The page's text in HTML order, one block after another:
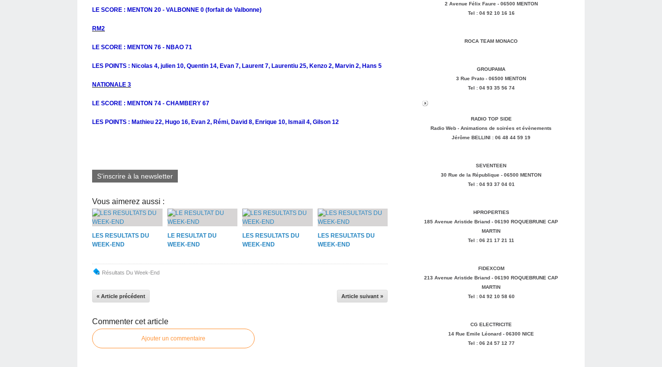
LE SCORE : MENTON 20 - VALBONNE 0 (forfait de Valbonne)
RM2
LE SCORE : MENTON 76 - NBAO 71
LES POINTS : Nicolas 4, julien 10, Quentin 14, Evan 7, Laurent 7, Laurentiu 25, Kenzo 2, Marvin 2, Hans 5
NATIONALE 3
LE SCORE : MENTON 74 - CHAMBERY 67
LES POINTS : Mathieu 22, Hugo 16, Evan 2, Rémi, David 8, Enrique 10, Ismaïl 4, Gilson 12
S'inscrire à la newsletter
Vous aimerez aussi :
LES RESULTATS DU
WEEK-END
LE RESULTAT DU
WEEK-END
LES RESULTATS DU
WEEK-END
LES RESULTATS DU
WEEK-END
Résultats Du Week-End
« Article précédent Article suivant »
Commenter cet article
Ajouter un commentaire
2 Avenue Félix Faure - 06500 MENTON
Tel : 04 92 10 16 16
ROCA TEAM MONACO
GROUPAMA
3 Rue Prato - 06500 MENTON
Tel : 04 93 35 56 74
RADIO TOP SIDE
Radio Web - Animations de soirées et évènements
Jérôme BELLINI : 06 48 44 59 19
SEVENTEEN
30 Rue de la République - 06500 MENTON
Tel : 04 93 37 04 01
HPROPERTIES
185 Avenue Aristide Briand - 06190 ROQUEBRUNE CAP
MARTIN
Tel : 06 21 17 21 11
FIDEXCOM
213 Avenue Aristide Briand - 06190 ROQUEBRUNE CAP
MARTIN
Tel : 04 92 10 58 60
CG ELECTRICITE
14 Rue Emile Léonard - 06300 NICE
Tel : 06 24 57 12 77